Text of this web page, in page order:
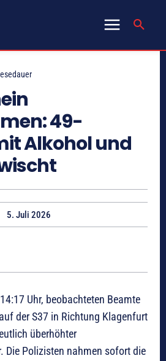
49-
Alkohol und
5. Juli 2026
Uhr, beobachteten Beamte
der S37 in Richtung Klagenfurt
überhöhter
Die Polizisten nahmen sofort die